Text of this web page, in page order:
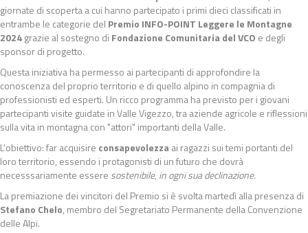
giornate di scoperta a cui hanno partecipato i primi dieci classificati in
entrambe le categorie del Premio INFO-POINT Leggere le Montagne
2024grazie al sostegno di Fondazione Comunitaria del VCO e degli
sponsor di progetto.
Questa iniziativa ha permesso ai partecipanti di approfondire la
conoscenza del proprio territorio e di quello alpino in compagnia di
professionisti ed esperti. Un ricco programma ha previsto per i giovani
partecipanti visite guidate in Valle Vigezzo, tra aziende agricole e riflessioni
sulla vita in montagna con "attori" importanti della Valle.
L'obiettivo: far acquisire consapevolezzaai ragazzi sui temi portanti del
loro territorio, essendo i protagonisti di un futuro che dovrà
necesssariamente essere sostenibile, in ogni sua declinazione.
La premiazione dei vincitori del Premio si è svolta martedì alla presenza di
Stefano Chelo, membro del Segretariato Permanente della Convenzione
delle Alpi.